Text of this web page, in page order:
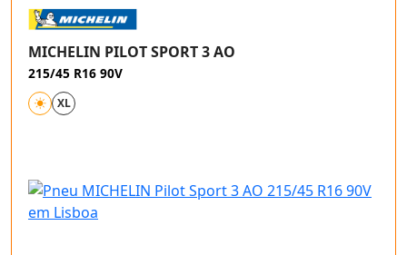
MICHELIN PILOT SPORT 3 AO
215/45 R16 90V
XL